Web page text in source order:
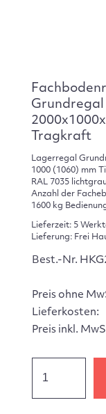
Grundregal
Tragkraft
Lagerregal
1000 (1060) mm
RAL 7035
Anzahl der
1600 kg
Lieferzeit: 5
Lieferung: Frei
Best.-Nr.
Preis ohne
Lieferkosten:
Preis inkl.